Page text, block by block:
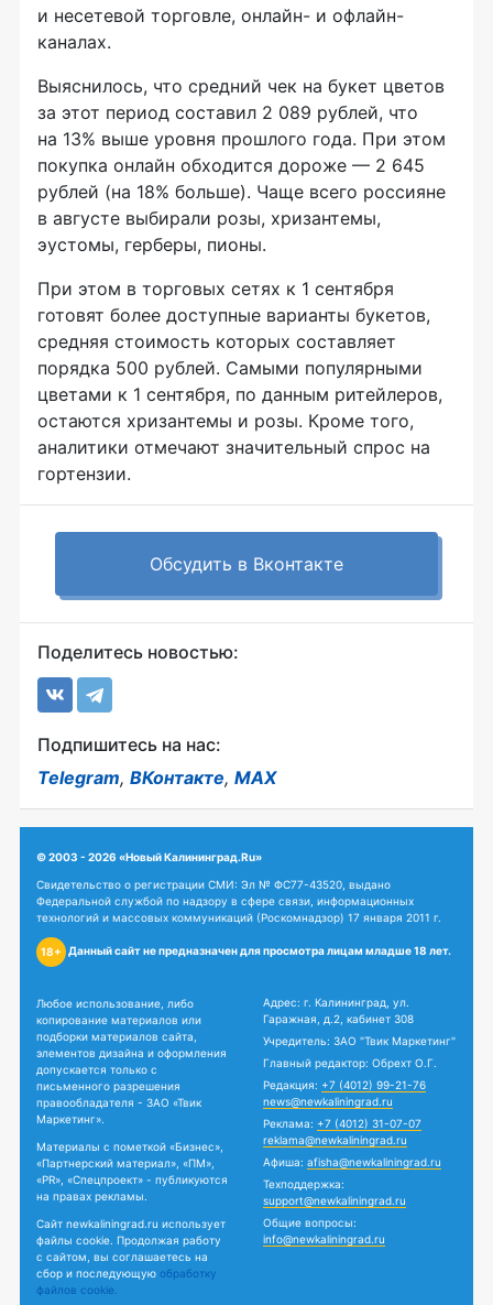
и несетевой торговле, онлайн- и офлайн-
каналах.
Выяснилось, что средний чек на букет цветов
за этот период составил 2 089 рублей, что
на 13% выше уровня прошлого года. При этом
покупка онлайн обходится дороже — 2 645
рублей (на 18% больше). Чаще всего россияне
в августе выбирали розы, хризантемы,
эустомы, герберы, пионы.
При этом в торговых сетях к 1 сентября
готовят более доступные варианты букетов,
средняя стоимость которых составляет
порядка 500 рублей. Самыми популярными
цветами к 1 сентября, по данным ритейлеров,
остаются хризантемы и розы. Кроме того,
аналитики отмечают значительный спрос на
гортензии.
Обсудить в Вконтакте
Поделитесь новостью:
Подпишитесь на нас:
Telegram, ВКонтакте, MAX
© 2003 - 2026 «Новый Калининград.Ru»
Свидетельство о регистрации СМИ: Эл № ФС77-43520, выдано
Федеральной службой по надзору в сфере связи, информационных
технологий и массовых коммуникаций (Роскомнадзор) 17 января 2011 г.
18+ Данный сайт не предназначен для просмотра лицам младше 18 лет.
Любое использование, либо
копирование материалов или
подборки материалов сайта,
элементов дизайна и оформления
допускается только с
письменного разрешения
правообладателя - ЗАО «Твик
Маркетинг».
Материалы с пометкой «Бизнес»,
«Партнерский материал», «ПМ»,
«PR», «Спецпроект» - публикуются
на правах рекламы.
Сайт newkaliningrad.ru использует
файлы cookie. Продолжая работу
с сайтом, вы соглашаетесь на
сбор и последующую обработку
файлов cookie.
Адрес: г. Калининград, ул.
Гаражная, д.2, кабинет 308
Учредитель: ЗАО "Твик Маркетинг"
Главный редактор: Обрехт О.Г.
Редакция: +7 (4012) 99-21-76
news@newkaliningrad.ru
Реклама: +7 (4012) 31-07-07
reklama@newkaliningrad.ru
Афиша: afisha@newkaliningrad.ru
Техподдержка:
support@newkaliningrad.ru
Общие вопросы:
info@newkaliningrad.ru